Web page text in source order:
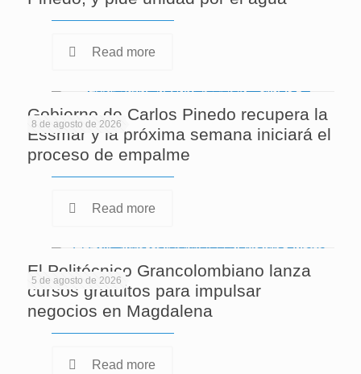
Read more
8 de agosto de 2026
Gobierno de Carlos Pinedo recupera la
Essmar y la próxima semana iniciará el
proceso de empalme
Read more
5 de agosto de 2026
El Politécnico Grancolombiano lanza
cursos gratuitos para impulsar
negocios en Magdalena
Read more